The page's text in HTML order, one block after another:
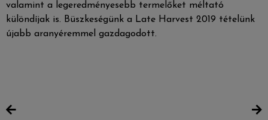
valamint a legeredményesebb termelőket méltató
különdíjak is. Büszkeségünk a Late Harvest 2019 tételünk
újabb aranyéremmel gazdagodott.